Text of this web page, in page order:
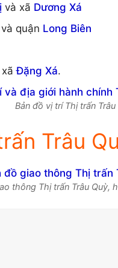
và xã Dương Xá
quận Long Biên
Đặng Xá.
Bản đồ vị trí Thị trấn
Trâu
thông Thị trấn Trâu Quỳ,